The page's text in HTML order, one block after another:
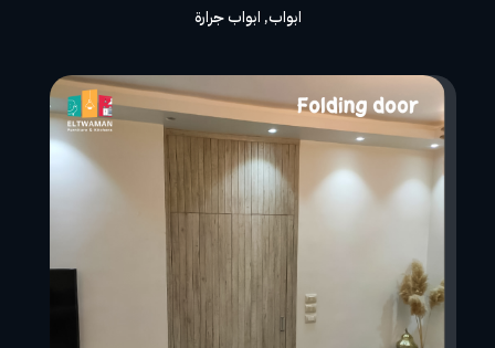
ابواب, ابواب جرارة